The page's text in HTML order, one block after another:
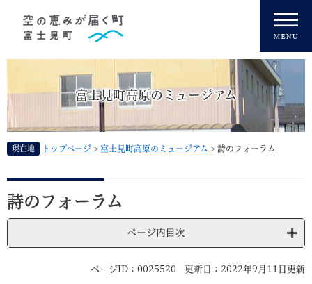
頭
で
す
富士見町高原のミュージアム
現在地 トップページ > 富士見町高原のミュージアム > 詩のフォーラム
本
文
詩のフォーラム
ページ内目次
ページID：0025520 更新日：2022年9月11日更新